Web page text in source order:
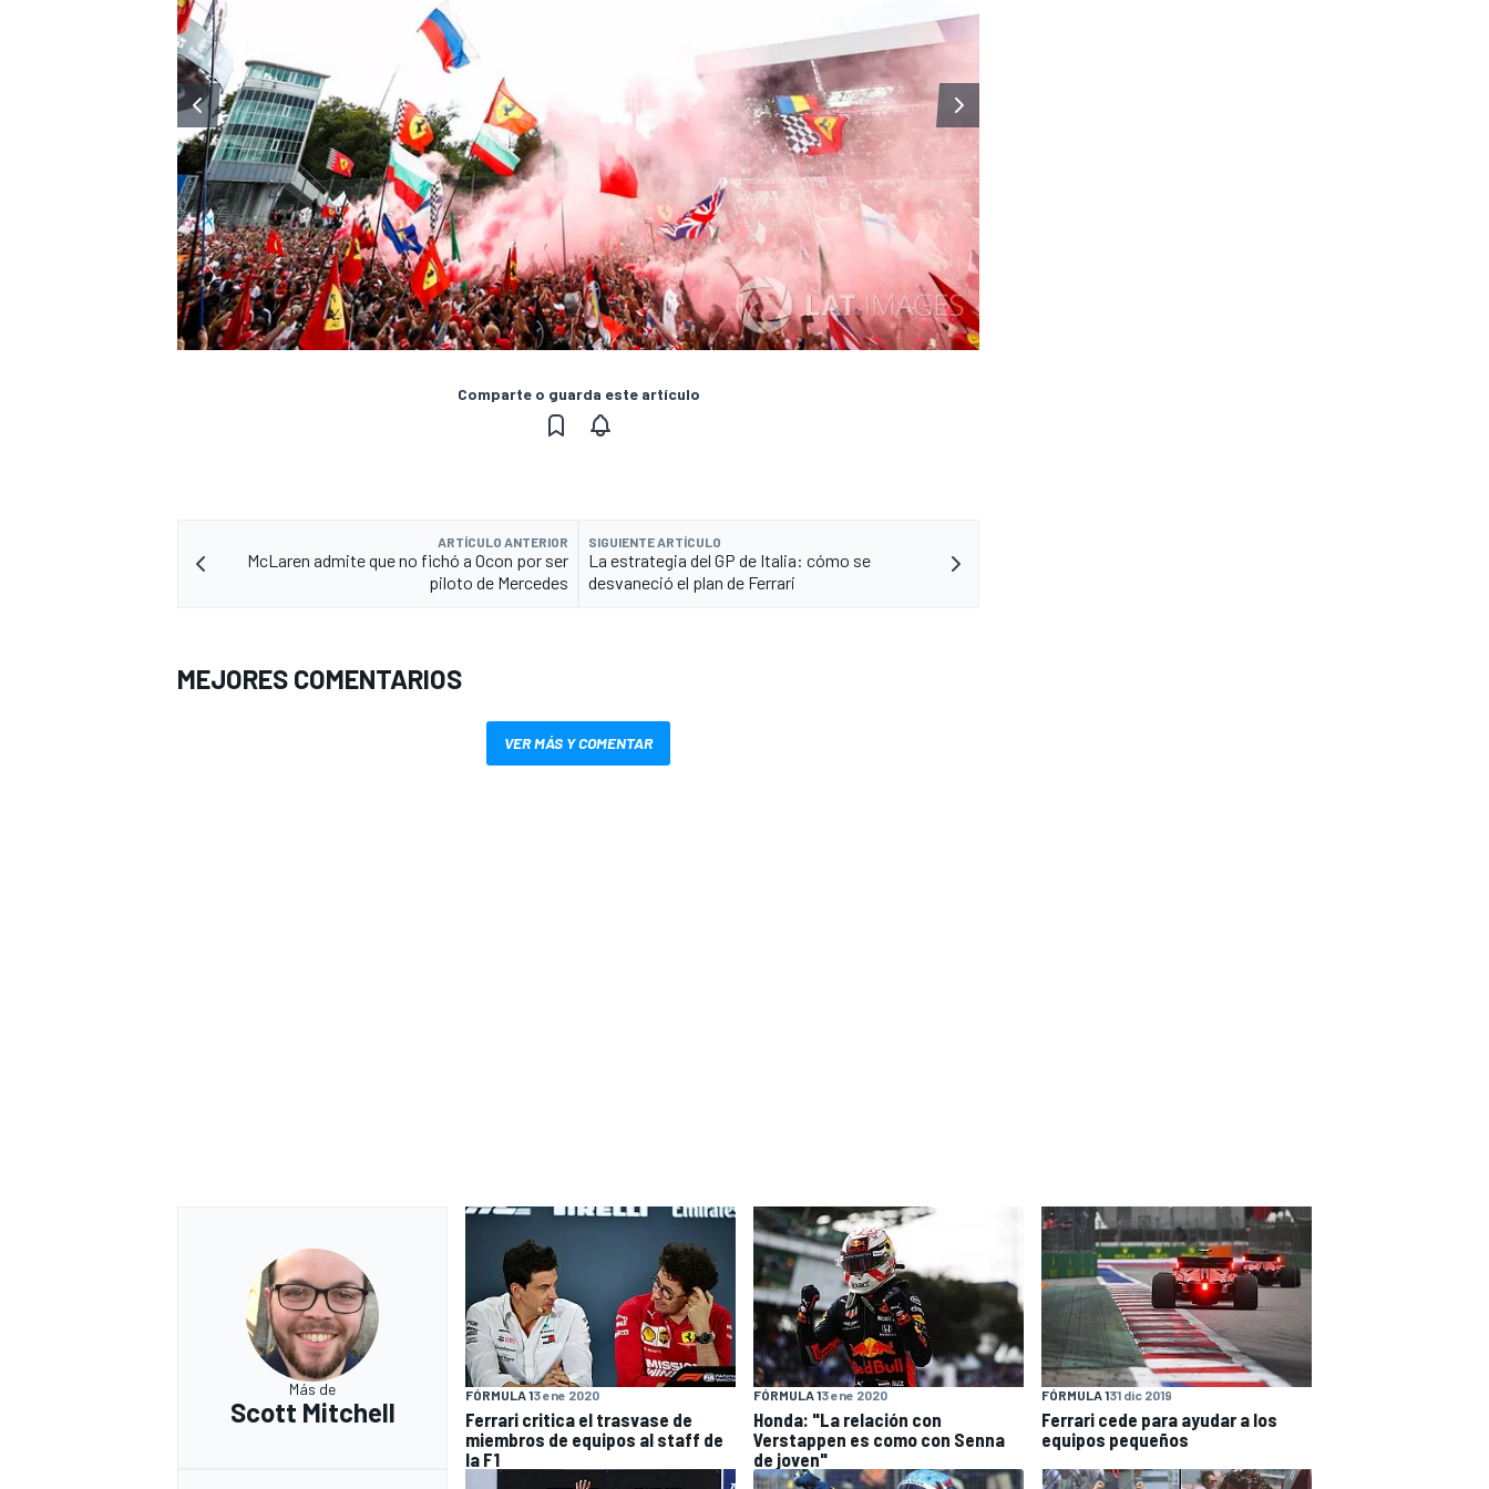
Comparte o guarda este artículo
ARTÍCULO ANTERIOR
McLaren admite que no fichó a Ocon por ser
piloto de Mercedes
SIGUIENTE ARTÍCULO
La estrategia del GP de Italia: cómo se
desvaneció el plan de Ferrari
MEJORES COMENTARIOS
VER MÁS Y COMENTAR
Más de
Scott Mitchell
FÓRMULA 13 ene 2020
Ferrari critica el trasvase de
miembros de equipos al staff de
la F1
FÓRMULA 13 ene 2020
Honda: "La relación con
Verstappen es como con Senna
de joven"
FÓRMULA 131 dic 2019
Ferrari cede para ayudar a los
equipos pequeños